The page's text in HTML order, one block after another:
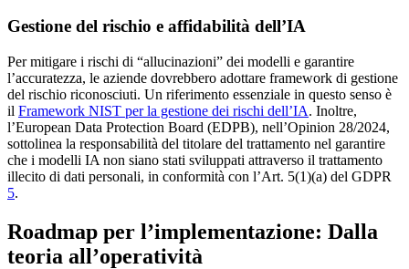
Gestione del rischio e affidabilità dell’IA
Per mitigare i rischi di “allucinazioni” dei modelli e garantire
l’accuratezza, le aziende dovrebbero adottare framework di gestione
del rischio riconosciuti. Un riferimento essenziale in questo senso è
il Framework NIST per la gestione dei rischi dell’IA. Inoltre,
l’European Data Protection Board (EDPB), nell’Opinion 28/2024,
sottolinea la responsabilità del titolare del trattamento nel garantire
che i modelli IA non siano stati sviluppati attraverso il trattamento
illecito di dati personali, in conformità con l’Art. 5(1)(a) del GDPR
5.
Roadmap per l’implementazione: Dalla
teoria all’operatività